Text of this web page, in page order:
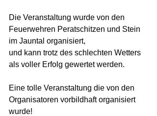
Die Veranstaltung wurde von den
Feuerwehren Peratschitzen und Stein
im Jauntal organisiert,
und kann trotz des schlechten Wetters
als voller Erfolg gewertet werden.
Eine tolle Veranstaltung die von den
Organisatoren vorbildhaft organisiert
wurde!